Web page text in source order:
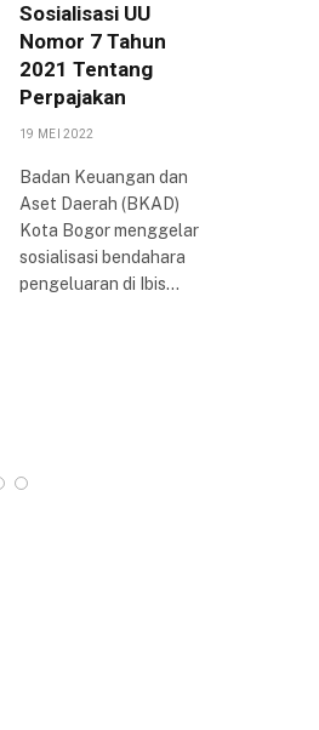
Sosialisasi UU
Nomor 7 Tahun
2021 Tentang
Perpajakan
19 MEI 2022
Badan Keuangan dan
Aset Daerah (BKAD)
Kota Bogor menggelar
sosialisasi bendahara
pengeluaran di Ibis…